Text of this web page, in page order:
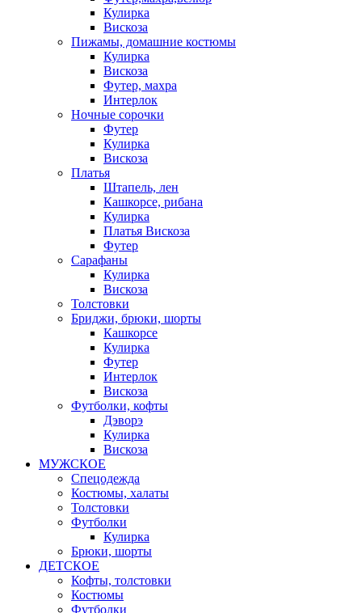
Кулирка
Вискоза
Пижамы, домашние костюмы
Кулирка
Вискоза
Футер, махра
Интерлок
Ночные сорочки
Футер
Кулирка
Вискоза
Платья
Штапель, лен
Кашкорсе, рибана
Кулирка
Платья Вискоза
Футер
Сарафаны
Кулирка
Вискоза
Толстовки
Бриджи, брюки, шорты
Кашкорсе
Кулирка
Футер
Интерлок
Вискоза
Футболки, кофты
Дэворэ
Кулирка
Вискоза
МУЖСКОЕ
Спецодежда
Костюмы, халаты
Толстовки
Футболки
Кулирка
Брюки, шорты
ДЕТСКОЕ
Кофты, толстовки
Костюмы
Футболки